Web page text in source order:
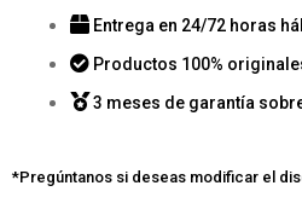
Entrega en 24/72 horas
Productos 100%
3 meses de garantía
*Pregúntanos si deseas modificar el